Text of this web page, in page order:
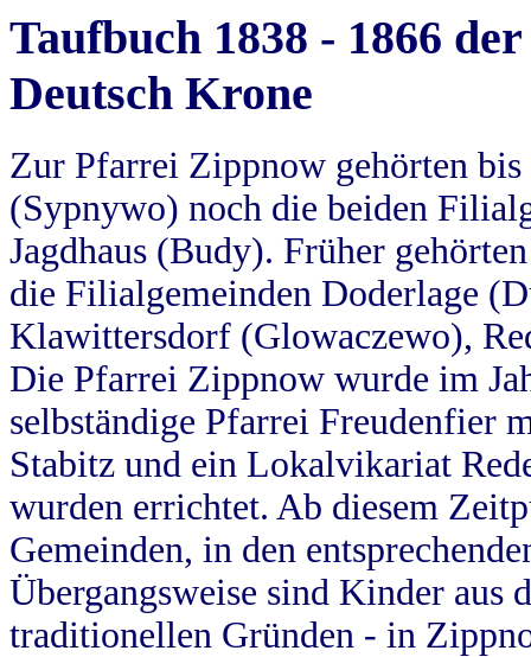
Taufbuch 1838 - 1866
Deutsch Krone
Zur Pfarrei Zippnow gehörten
(Sypnywo) noch die beiden
Jagdhaus (Budy). Früher
die Filialgemeinden Doderlage
Klawittersdorf (Glowaczewo),
Die Pfarrei Zippnow wurde im
selbständige Pfarrei Freudenfier
Stabitz und ein Lokalvikariat
wurden errichtet. Ab diesem
Gemeinden, in den
Übergangsweise sind Kinder aus
traditionellen Gründen - in